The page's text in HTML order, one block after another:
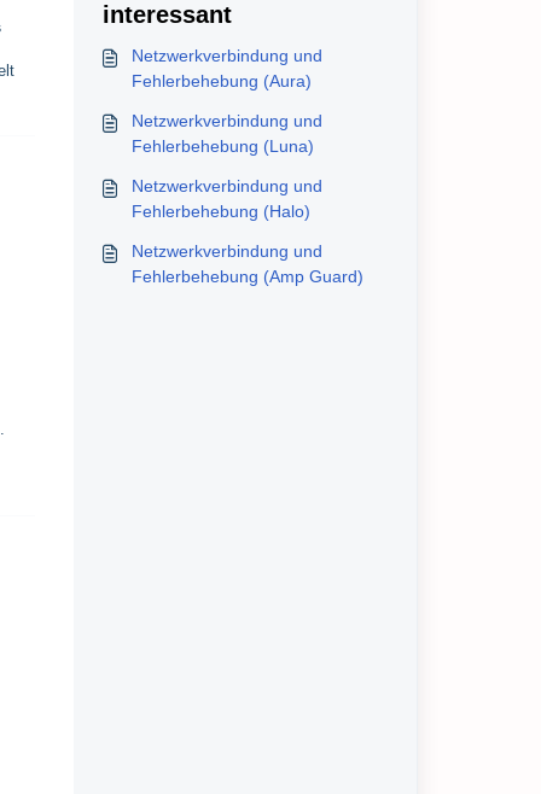
interessant
Netzwerkverbindung und
Fehlerbehebung (Aura)
Netzwerkverbindung und
Fehlerbehebung (Luna)
Netzwerkverbindung und
Fehlerbehebung (Halo)
Netzwerkverbindung und
Fehlerbehebung (Amp Guard)